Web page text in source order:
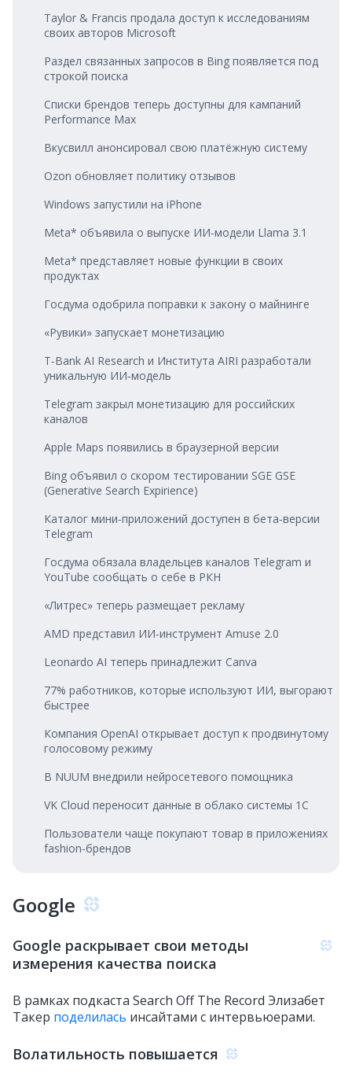
Taylor & Francis продала доступ к исследованиям
своих авторов Microsoft
Раздел связанных запросов в Bing появляется под
строкой поиска
Списки брендов теперь доступны для кампаний
Performance Max
Вкусвилл анонсировал свою платёжную систему
Ozon обновляет политику отзывов
Windows запустили на iPhone
Meta* объявила о выпуске ИИ‑модели Llama 3.1
Meta* представляет новые функции в своих
продуктах
Госдума одобрила поправки к закону о майнинге
«Рувики» запускает монетизацию
T‑Bank AI Research и Института AIRI разработали
уникальную ИИ‑модель
Telegram закрыл монетизацию для российских
каналов
Apple Maps появились в браузерной версии
Bing объявил о скором тестировании SGE GSE
(Generative Search Expirience)
Каталог мини‑приложений доступен в бета‑версии
Telegram
Госдума обязала владельцев каналов Telegram и
YouTube сообщать о себе в РКН
«Литрес» теперь размещает рекламу
AMD представил ИИ‑инструмент Amuse 2.0
Leonardo AI теперь принадлежит Canva
77% работников, которые используют ИИ, выгорают
быстрее
Компания OpenAI открывает доступ к продвинутому
голосовому режиму
В NUUM внедрили нейросетевого помощника
VK Cloud переносит данные в облако системы 1C
Пользователи чаще покупают товар в приложениях
fashion‑брендов
Google
Google раскрывает свои методы
измерения качества поиска
В рамках подкаста Search Off The Record Элизабет
Такер поделилась инсайтами с интервьюерами.
Волатильность повышается